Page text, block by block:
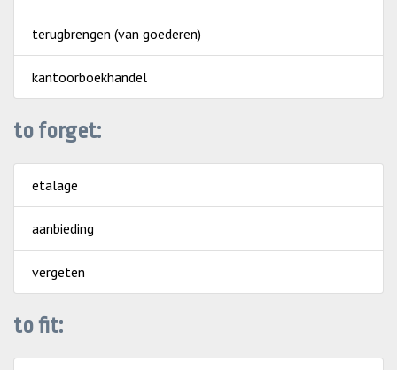
terugbrengen (van goederen)
kantoorboekhandel
to forget:
etalage
aanbieding
vergeten
to fit: